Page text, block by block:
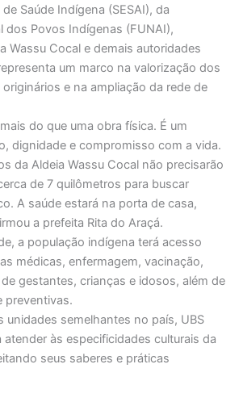
Saúde Indígena (SESAI), da
dos Povos Indígenas (FUNAI),
Wassu Cocal e demais autoridades
um marco na valorização dos
e na ampliação da rede de
do que uma obra física. É um
dignidade e compromisso com a vida.
da Aldeia Wassu Cocal não precisarão
de 7 quilômetros para buscar
A saúde estará na porta de casa,
a prefeita Rita do Araçá.
a população indígena terá acesso
médicas, enfermagem, vacinação,
gestantes, crianças e idosos, além de
preventivas.
unidades semelhantes no país, UBS
atender às especificidades culturais da
seus saberes e práticas